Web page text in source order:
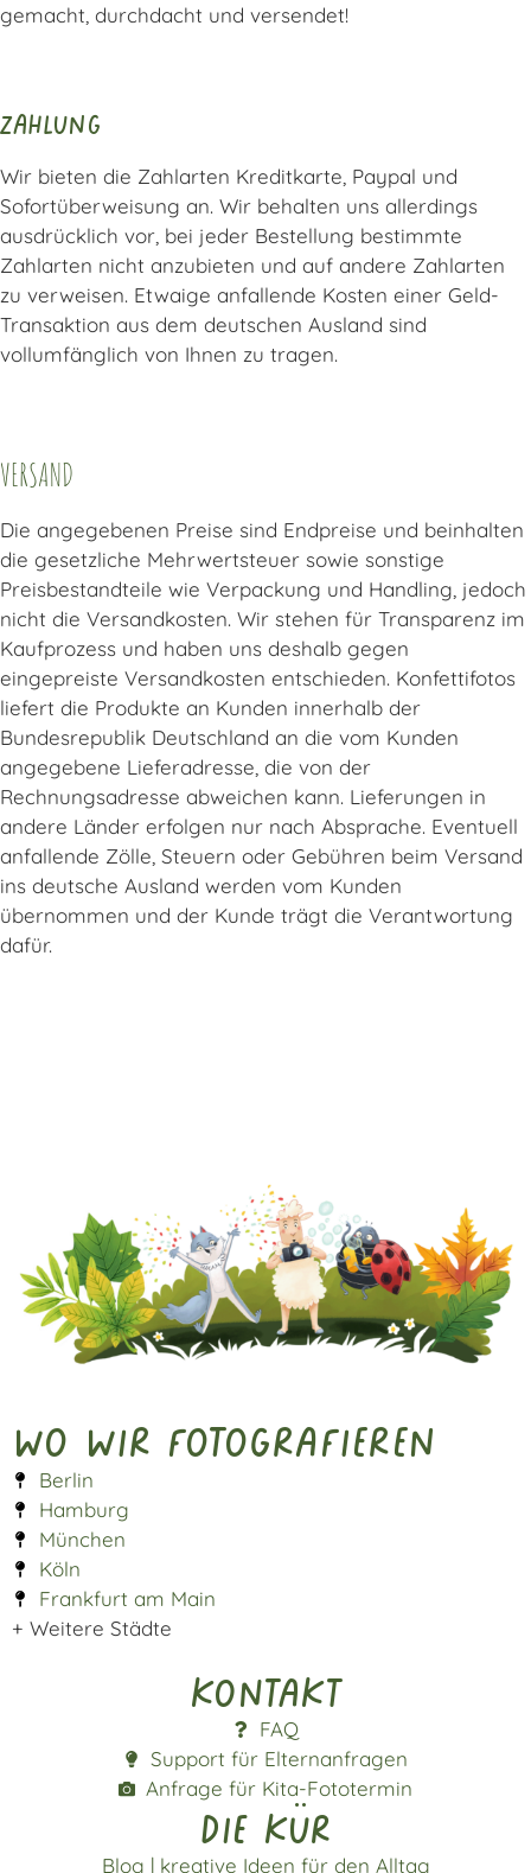
gemacht, durchdacht und versendet!
ZAHLUNG
Wir bieten die Zahlarten Kreditkarte, Paypal und
Sofortüberweisung an. Wir behalten uns allerdings
ausdrücklich vor, bei jeder Bestellung bestimmte
Zahlarten nicht anzubieten und auf andere Zahlarten
zu verweisen. Etwaige anfallende Kosten einer Geld-
Transaktion aus dem deutschen Ausland sind
vollumfänglich von Ihnen zu tragen.
VERSAND
Die angegebenen Preise sind Endpreise und beinhalten
die gesetzliche Mehrwertsteuer sowie sonstige
Preisbestandteile wie Verpackung und Handling, jedoch
nicht die Versandkosten. Wir stehen für Transparenz im
Kaufprozess und haben uns deshalb gegen
eingepreiste Versandkosten entschieden. Konfettifotos
liefert die Produkte an Kunden innerhalb der
Bundesrepublik Deutschland an die vom Kunden
angegebene Lieferadresse, die von der
Rechnungsadresse abweichen kann. Lieferungen in
andere Länder erfolgen nur nach Absprache. Eventuell
anfallende Zölle, Steuern oder Gebühren beim Versand
ins deutsche Ausland werden vom Kunden
übernommen und der Kunde trägt die Verantwortung
dafür.
Wo wir fotografieren
Berlin
Hamburg
München
Köln
Frankfurt am Main
+ Weitere Städte
Kontakt
FAQ
Support für Elternanfragen
Anfrage für Kita-Fototermin
die kür
Blog | kreative Ideen für den Alltag